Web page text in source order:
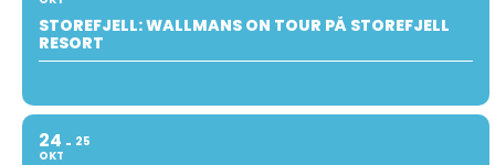
STOREFJELL: WALLMANS ON TOUR PÅ STOREFJELL
RESORT
24
OKT
25